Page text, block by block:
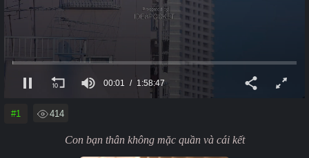
00:01 1:58:47
#1 414
Con bạn thân không mặc quần và cái kết